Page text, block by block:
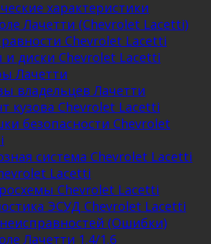
характеристики
Лачетти (Chevrolet Lacetti)
Chevrolet Lacetti
диски Chevrolet Lacetti
Лачетти
владельцев Лачетти
кузова Chevrolet Lacetti
безопасности Chevrolet
система Chevrolet Lacetti
Lacetti
Chevrolet Lacetti
ЭСУД Chevrolet Lacetti
(Ошибки)
Лачетти 1.4/1.6